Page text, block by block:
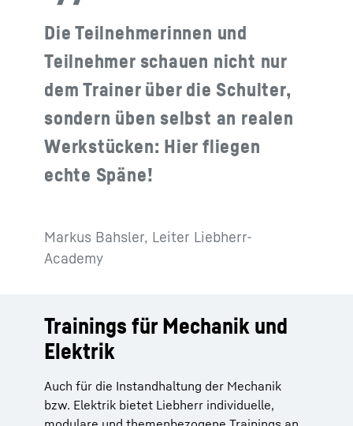
Die Teilnehmerinnen und
Teilnehmer schauen nicht nur
dem Trainer über die Schulter,
sondern üben selbst an realen
Werkstücken: Hier fliegen
echte Späne!
Markus Bahsler, Leiter Liebherr-
Academy
Trainings für Mechanik und
Elektrik
Auch für die Instandhaltung der Mechanik
bzw. Elektrik bietet Liebherr individuelle,